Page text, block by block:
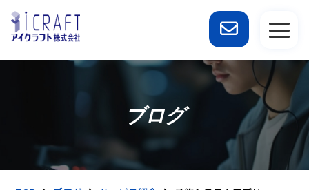
ブログ